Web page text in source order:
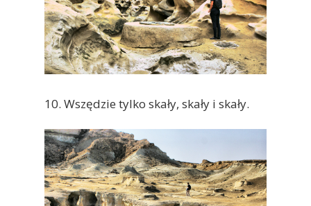
10. Wszędzie tylko skały, skały i skały.